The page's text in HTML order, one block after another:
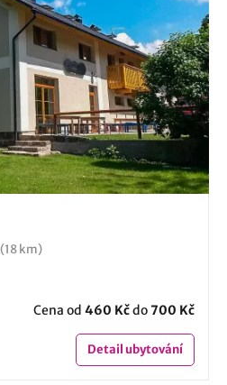
(18 km)
Cena od 460 Kčdo700 Kč
Detailubytování